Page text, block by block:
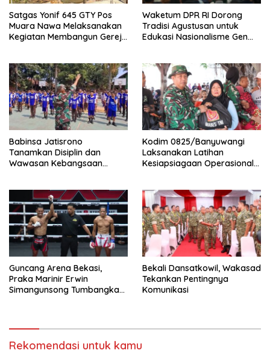
Satgas Yonif 645 GTY Pos
Muara Nawa Melaksanakan
Kegiatan Membangun Gereja
Waketum DPR RI Dorong
Tradisi Agustusan untuk
Edukasi Nasionalisme Gen
Babinsa Jatisrono
Tanamkan Disiplin dan
Wawasan Kebangsaan
Kodim 0825/Banyuwangi
Laksanakan Latihan
Kesiapsiagaan Operasional
Guncang Arena Bekasi,
Praka Marinir Erwin
Simangunsong Tumbangkan
Bekali Dansatkowil, Wakasad
Tekankan Pentingnya
Komunikasi
Rekomendasi untuk kamu